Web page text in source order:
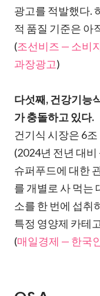
광고를 적발했다.
적 품질 기준은 아
(조선비즈 — 소비
과장광고)
다섯째, 건강기능
가 충돌하고 있다.
건기식 시장은 6
(2024년 전년 대
슈퍼푸드에 대한
를 개별로 사 먹는
소를 한 번에 섭취
특정 영양제 카테
(매일경제 — 한국